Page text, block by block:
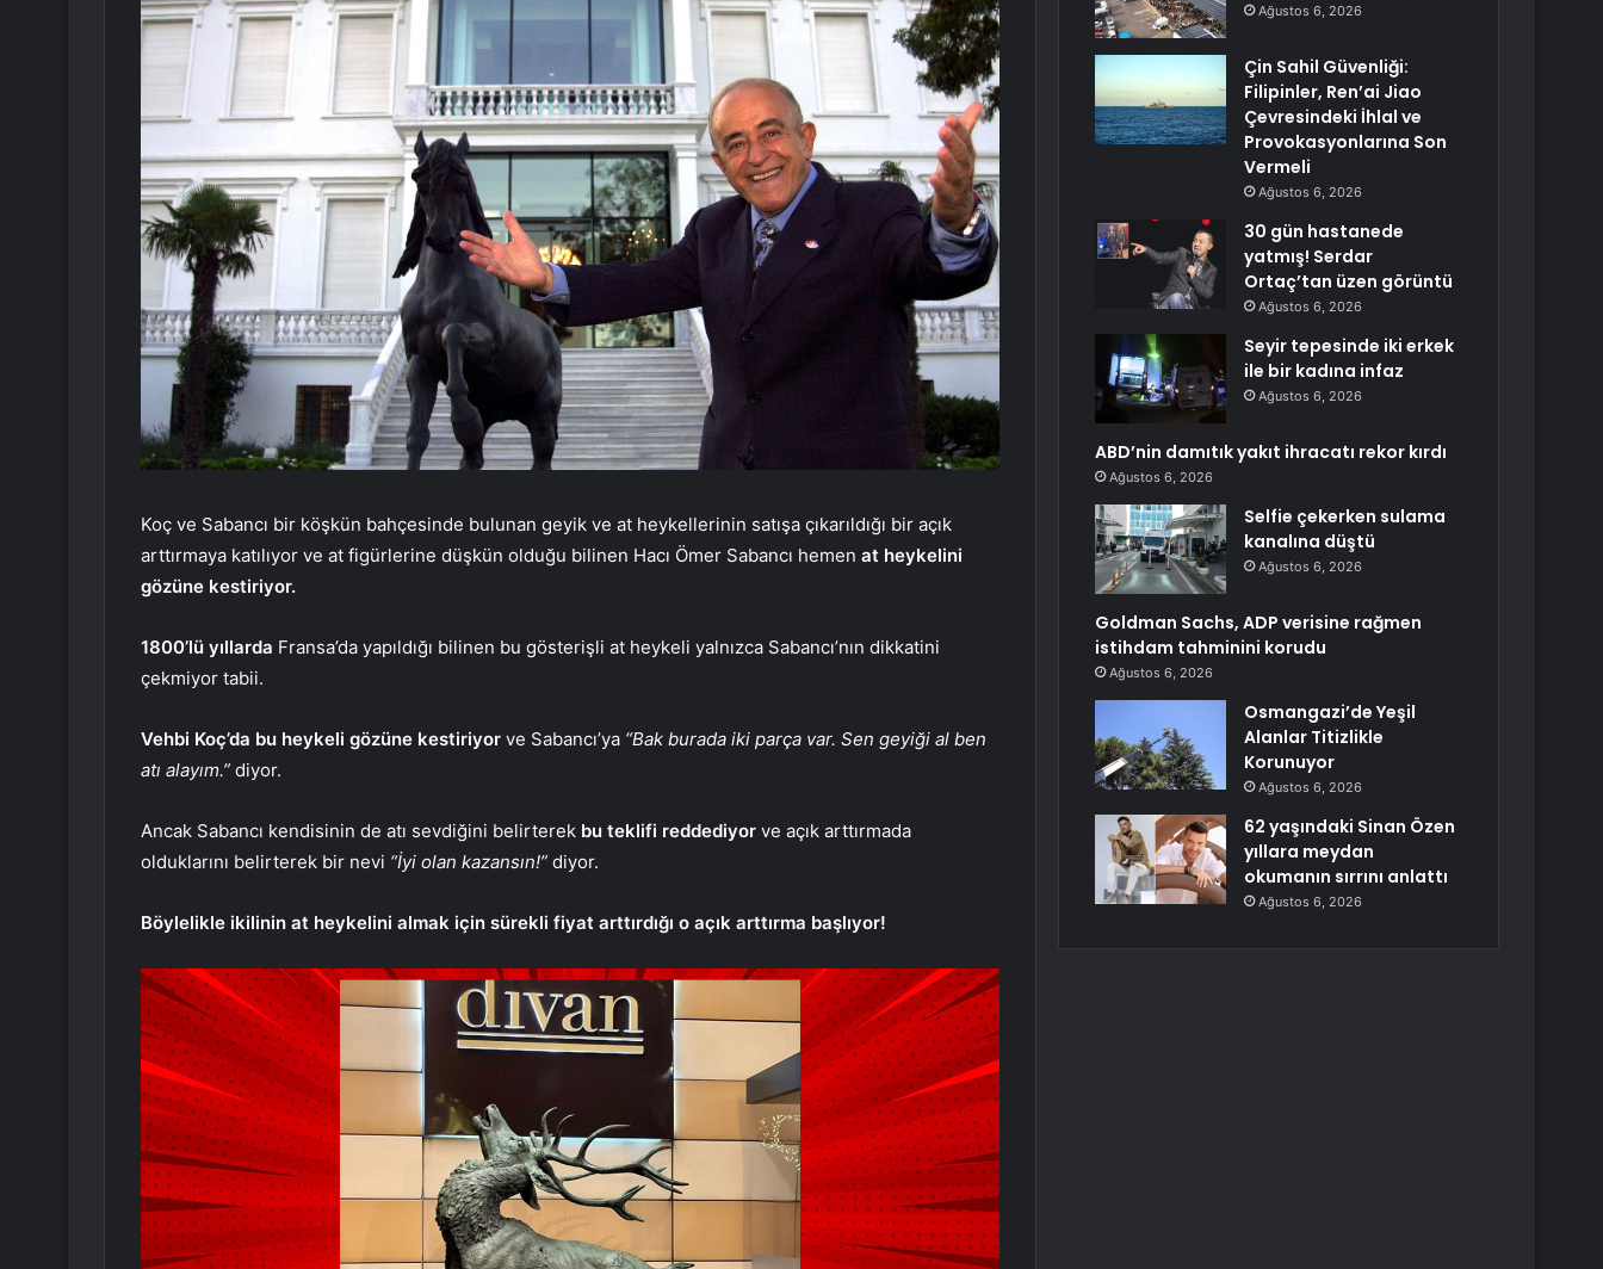
Koç ve Sabancı bir köşkün bahçesinde bulunan geyik ve at heykellerinin satışa çıkarıldığı bir açık
arttırmaya katılıyor ve at figürlerine düşkün olduğu bilinen Hacı Ömer Sabancı hemen at heykelini
gözüne kestiriyor.
1800’lü yıllarda Fransa’da yapıldığı bilinen bu gösterişli at heykeli yalnızca Sabancı’nın dikkatini
çekmiyor tabii.
Vehbi Koç’da bu heykeli gözüne kestiriyor ve Sabancı’ya “Bak burada iki parça var. Sen geyiği al ben
atı alayım.” diyor.
Ancak Sabancı kendisinin de atı sevdiğini belirterek bu teklifi reddediyor ve açık arttırmada
olduklarını belirterek bir nevi “İyi olan kazansın!” diyor.
Böylelikle ikilinin at heykelini almak için sürekli fiyat arttırdığı o açık arttırma başlıyor!
Ağustos 6, 2026
Çin Sahil Güvenliği:
Filipinler, Ren’ai Jiao
Çevresindeki İhlal ve
Provokasyonlarına Son
Vermeli
Ağustos 6, 2026
30 gün hastanede
yatmış! Serdar
Ortaç’tan üzen görüntü
Ağustos 6, 2026
Seyir tepesinde iki erkek
ile bir kadına infaz
Ağustos 6, 2026
ABD’nin damıtık yakıt ihracatı rekor kırdı
Ağustos 6, 2026
Selfie çekerken sulama
kanalına düştü
Ağustos 6, 2026
Goldman Sachs, ADP verisine rağmen
istihdam tahminini korudu
Ağustos 6, 2026
Osmangazi’de Yeşil
Alanlar Titizlikle
Korunuyor
Ağustos 6, 2026
62 yaşındaki Sinan Özen
yıllara meydan
okumanın sırrını anlattı
Ağustos 6, 2026